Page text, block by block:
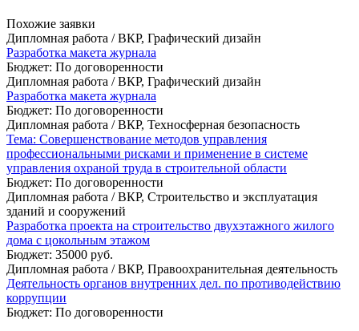
Похожие заявки
Дипломная работа / ВКР, Графический дизайн
Разработка макета журнала
Бюджет: По договоренности
Дипломная работа / ВКР, Графический дизайн
Разработка макета журнала
Бюджет: По договоренности
Дипломная работа / ВКР, Техносферная безопасность
Тема: Совершенствование методов управления
профессиональными рисками и применение в системе
управления охраной труда в строительной области
Бюджет: По договоренности
Дипломная работа / ВКР, Строительство и эксплуатация
зданий и сооружений
Разработка проекта на строительство двухэтажного жилого
дома с цокольным этажом
Бюджет: 35000 руб.
Дипломная работа / ВКР, Правоохранительная деятельность
Деятельность органов внутренних дел. по противодействию
коррупции
Бюджет: По договоренности